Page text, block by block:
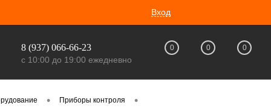
Вход
8 (937) 066-66-23
с 10:00 до 19:00 ежедневно
0 0 0
• Приборы контроля •